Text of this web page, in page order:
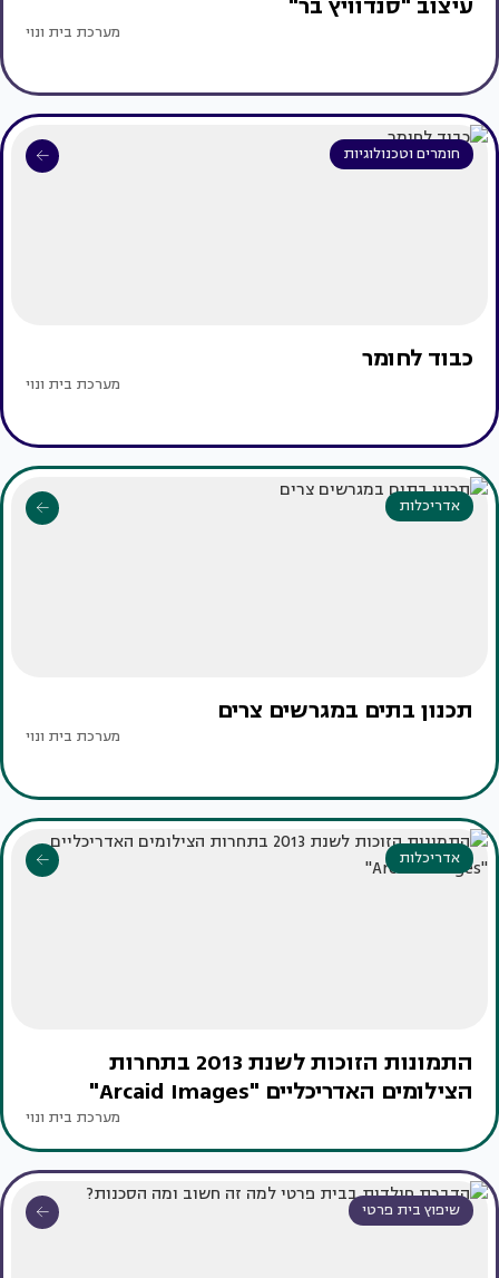
מערכת בית ונוי
חומרים וטכנולוגיות
כבוד לחומר
מערכת בית ונוי
אדריכלות
תכנון בתים במגרשים צרים
מערכת בית ונוי
אדריכלות
התמונות הזוכות לשנת 2013 בתחרות
הצילומים האדריכליים "Arcaid Images"
מערכת בית ונוי
שיפוץ בית פרטי